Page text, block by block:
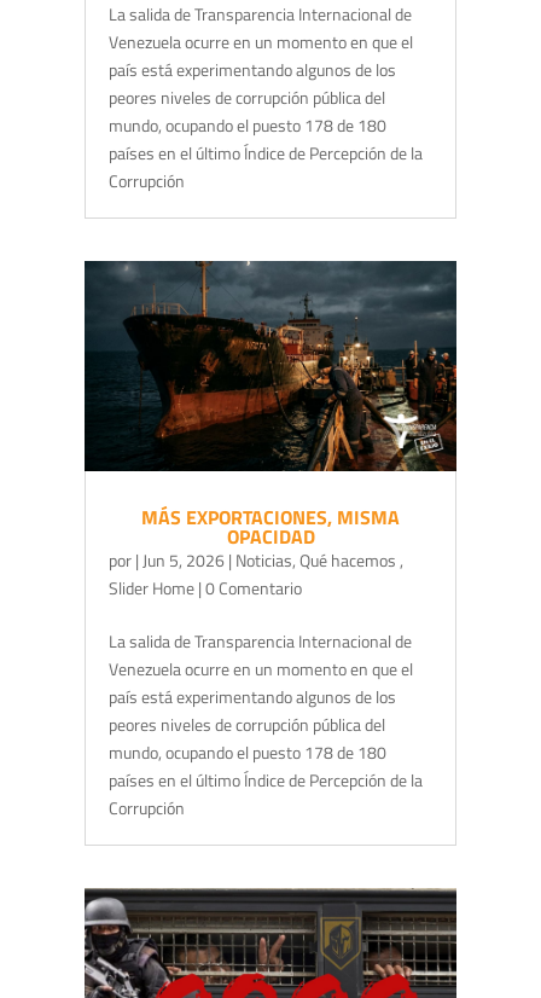
La salida de Transparencia Internacional de
Venezuela ocurre en un momento en que el
país está experimentando algunos de los
peores niveles de corrupción pública del
mundo, ocupando el puesto 178 de 180
países en el último Índice de Percepción de la
Corrupción
MÁS EXPORTACIONES, MISMA
OPACIDAD
por| Jun 5, 2026| Noticias,Qué hacemos ,
Slider Home| 0 Comentario
La salida de Transparencia Internacional de
Venezuela ocurre en un momento en que el
país está experimentando algunos de los
peores niveles de corrupción pública del
mundo, ocupando el puesto 178 de 180
países en el último Índice de Percepción de la
Corrupción